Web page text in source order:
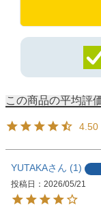
4.50
YUTAKA 1
投稿日
2026/05/21